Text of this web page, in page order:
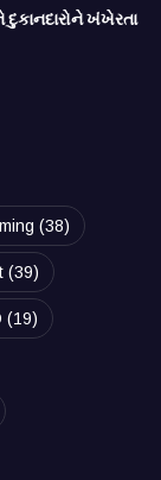
ખંખેરતા
(38)
(39)
(19)